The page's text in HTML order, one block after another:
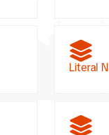
Literal N